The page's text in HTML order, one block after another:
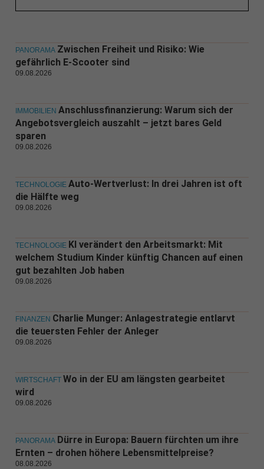
PANORAMA Zwischen Freiheit und Risiko: Wie
gefährlich E-Scooter sind
09.08.2026
IMMOBILIEN Anschlussfinanzierung: Warum sich der
Angebotsvergleich auszahlt – jetzt bares Geld
sparen
09.08.2026
TECHNOLOGIE Auto-Wertverlust: In drei Jahren ist oft
die Hälfte weg
09.08.2026
TECHNOLOGIE KI verändert den Arbeitsmarkt: Mit
welchem Studium Kinder künftig Chancen auf einen
gut bezahlten Job haben
09.08.2026
FINANZEN Charlie Munger: Anlagestrategie entlarvt
die teuersten Fehler der Anleger
09.08.2026
WIRTSCHAFT Wo in der EU am längsten gearbeitet
wird
09.08.2026
PANORAMA Dürre in Europa: Bauern fürchten um ihre
Ernten – drohen höhere Lebensmittelpreise?
08.08.2026